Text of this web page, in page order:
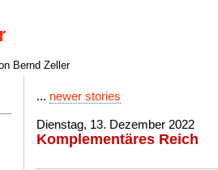
Bernd Zeller
... newer stories
Dienstag, 13. Dezember 2022
Komplementäres Reich